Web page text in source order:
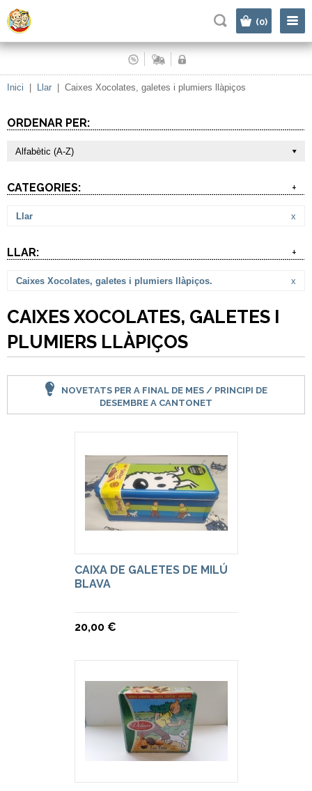
(0)
Inici Llar Caixes Xocolates, galetes i plumiers llàpiços
ORDENAR PER:
Alfabètic (A-Z)
CATEGORIES: +
Llar x
LLAR: +
Caixes Xocolates, galetes i plumiers llàpiços. x
CAIXES XOCOLATES, GALETES I
PLUMIERS LLÀPIÇOS
NOVETATS PER A FINAL DE MES / PRINCIPI DE
DESEMBRE A CANTONET
CAIXA DE GALETES DE MILÚ
BLAVA
20,00 €